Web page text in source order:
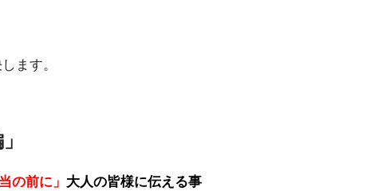
ます。
の前に」 大人の皆様に伝える事